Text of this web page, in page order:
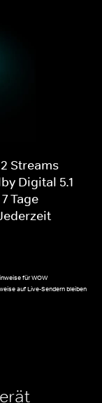
Streams
Digital 5.1
Tage
für WOW
auf Live-Sendern bleiben